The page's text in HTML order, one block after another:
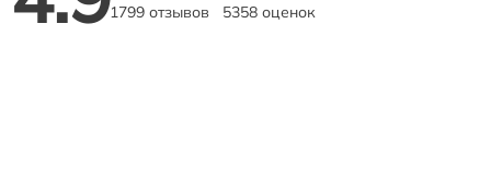
1799 отзывов 5358 оценок